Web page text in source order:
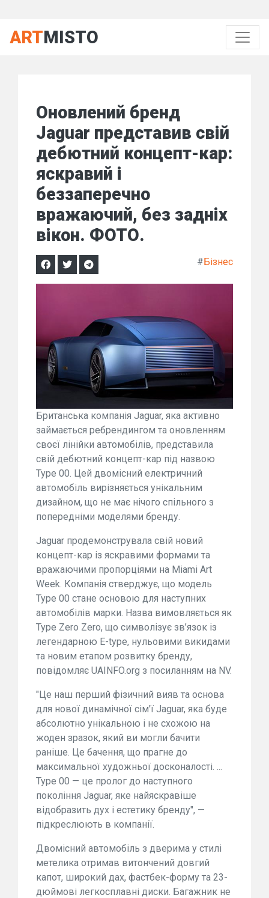
ARTMISTO
Оновлений бренд
Jaguar представив свій
дебютний концепт-кар:
яскравий і
беззаперечно
вражаючий, без задніх
вікон. ФОТО.
#Бізнес
Британська компанія Jaguar, яка активно
займається ребрендингом та оновленням
своєї лінійки автомобілів, представила
свій дебютний концепт-кар під назвою
Type 00. Цей двомісний електричний
автомобіль вирізняється унікальним
дизайном, що не має нічого спільного з
попередніми моделями бренду.
Jaguar продемонструвала свій новий
концепт-кар із яскравими формами та
вражаючими пропорціями на Miami Art
Week. Компанія стверджує, що модель
Type 00 стане основою для наступних
автомобілів марки. Назва вимовляється як
Type Zero Zero, що символізує зв’язок із
легендарною E-type, нульовими викидами
та новим етапом розвитку бренду,
повідомляє UAINFO.org з посиланням на NV.
"Це наш перший фізичний вияв та основа
для нової динамічної сім'ї Jaguar, яка буде
абсолютно унікальною і не схожою на
жоден зразок, який ви могли бачити
раніше. Це бачення, що прагне до
максимальної художньої досконалості. ...
Type 00 — це пролог до наступного
покоління Jaguar, яке найяскравіше
відобразить дух і естетику бренду", —
підкреслюють в компанії.
Двомісний автомобіль з дверима у стилі
метелика отримав витончений довгий
капот, широкий дах, фастбек-форму та 23-
дюймові легкосплавні диски. Багажник не